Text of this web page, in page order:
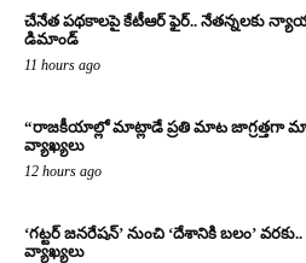
చేనేత పథకాలపై కేటీఆర్ ఫైర్.. నేతన్నలకు
డిమాండ్
11 hours ago
“రాజకీయాల్లో మాట్లాడే ప్రతి మాట జాగ్రత్తగా
వ్యాఖ్యలు
12 hours ago
‘గట్టర్ జనరేషన్’ నుంచి ‘దేశానికి బలం’
వ్యాఖ్యలు